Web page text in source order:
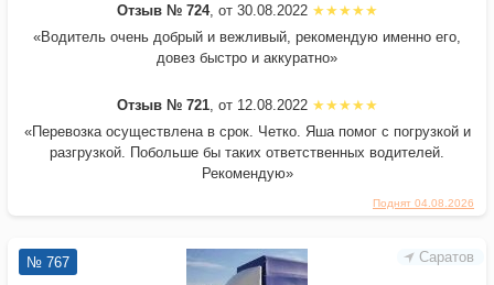
Поднят 04.08.2026
Отзыв № 724, от 30.08.2022
«Водитель очень добрый и вежливый, рекомендую именно его,
довез быстро и аккуратно»
Отзыв № 721, от 12.08.2022
«Перевозка осуществлена в срок. Четко. Яша помог с погрузкой и
разгрузкой. Побольше бы таких ответственных водителей.
Рекомендую»
Саратов
№ 767